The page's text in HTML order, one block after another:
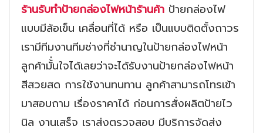
ร้านรับทำป้ายกล่องไฟหน้าร้านค้า ป้ายกล่องไฟ
แบบมีล้อเข็น เคลื่อนที่ได้ หรือ เป็นแบบติดตั้งถาวร
เรามีทีมงานทีมช่างที่ชำนาญในป้ายกล่องไฟหน้า
ลูกค้ามั้่นใจได้เลยว่าจะได้รับงานป้ายกล่องไฟหน้า
สีสวยสด การใช้งานทนทาน ลูกค้าสามารถโทรเข้า
มาสอบถาม เรื่องราคาได้ ก่อนการสั่งผลิตป้ายไว
นิล งานเสร็จ เราส่งตรวจสอบ มีบริการจัดส่ง